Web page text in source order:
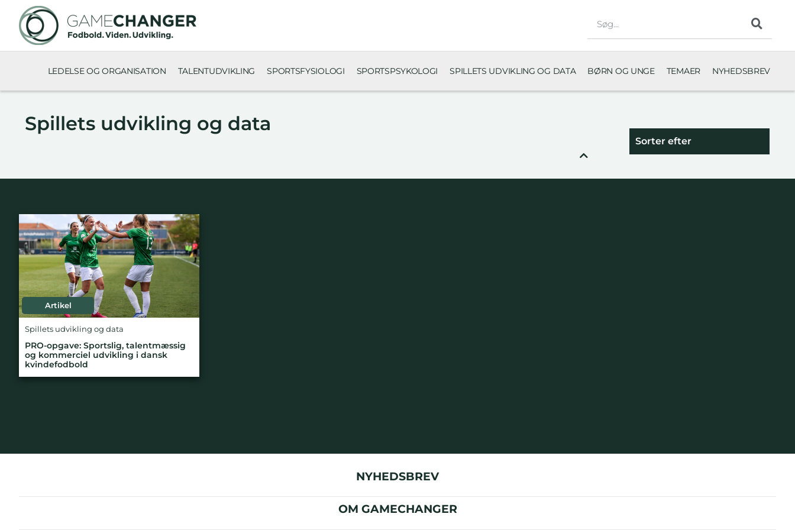
LEDELSE OG ORGANISATION TALENTUDVIKLING SPORTSFYSIOLOGI SPORTSPSYKOLOGI SPILLETS UDVIKLING OG DATA BØRN OG UNGE TEMAER NYHEDSBREV
Spillets udvikling og data
Sorter efter
Artikel
Spillets udvikling og data
PRO-opgave: Sportslig, talentmæssig
og kommerciel udvikling i dansk
kvindefodbold
NYHEDSBREV
OM GAMECHANGER